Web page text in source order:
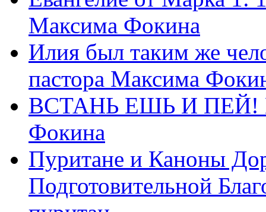
Максима Фокина
Илия был таким же
пастора Максима
ВСТАНЬ ЕШЬ И ПЕЙ!
Фокина
Пуритане и Каноны
Подготовительной